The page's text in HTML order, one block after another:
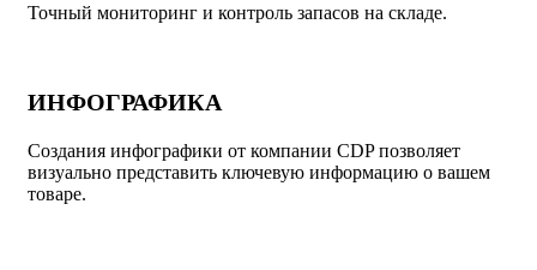
Точный мониторинг и контроль запасов на складе.
ИНФОГРАФИКА
Создания инфографики от компании CDP позволяет
визуально представить ключевую информацию о вашем
товаре.